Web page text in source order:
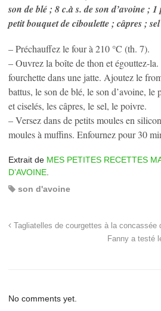
son de blé ; 8 c.à s. de son d’avoine ;
petit bouquet de ciboulette ; câpres ;
– Préchauffez le four à 210 °C (th. 7).
– Ouvrez la boîte de thon et égouttez-
fourchette dans une jatte. Ajoutez le
battus, le son de blé, le son d’avoine, le
et ciselés, les câpres, le sel, le poivre.
– Versez dans de petits moules en
moules à muffins. Enfournez pour 30
Extrait de MES PETITES RECETTES
D’AVOINE
son d'avoine
Tagliatelles de courgettes à la concassée
Fanny a testé
No comments yet.